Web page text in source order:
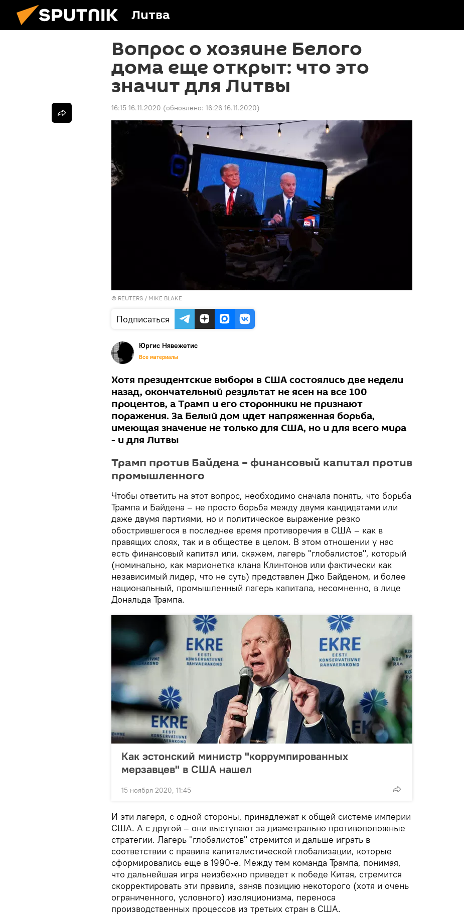
Литва
Вопрос о хозяине Белого
дома еще открыт: что это
значит для Литвы
16:15 16.11.2020 (обновлено: 16:26 16.11.2020)
© REUTERS / MIKE BLAKE
Подписаться
Юргис Нявежетис
Все материалы
Хотя президентские выборы в США состоялись две недели
назад, окончательный результат не ясен на все 100
процентов, а Трамп и его сторонники не признают
поражения. За Белый дом идет напряженная борьба,
имеющая значение не только для США, но и для всего мира
- и для Литвы
Трамп против Байдена – финансовый капитал против
промышленного
Чтобы ответить на этот вопрос, необходимо сначала понять, что борьба
Трампа и Байдена – не просто борьба между двумя кандидатами или
даже двумя партиями, но и политическое выражение резко
обострившегося в последнее время противоречия в США – как в
правящих слоях, так и в обществе в целом. В этом отношении у нас
есть финансовый капитал или, скажем, лагерь "глобалистов", который
(номинально, как марионетка клана Клинтонов или фактически как
независимый лидер, что не суть) представлен Джо Байденом, и более
национальный, промышленный лагерь капитала, несомненно, в лице
Дональда Трампа.
Как эстонский министр "коррумпированных
мерзавцев" в США нашел
15 ноября 2020, 11:45
И эти лагеря, с одной стороны, принадлежат к общей системе империи
США. А с другой – они выступают за диаметрально противоположные
стратегии. Лагерь "глобалистов" стремится и дальше играть в
соответствии с правила капиталистической глобализации, которые
сформировались еще в 1990-е. Между тем команда Трампа, понимая,
что дальнейшая игра неизбежно приведет к победе Китая, стремится
скорректировать эти правила, заняв позицию некоторого (хотя и очень
ограниченного, условного) изоляционизма, переноса
производственных процессов из третьих стран в США.